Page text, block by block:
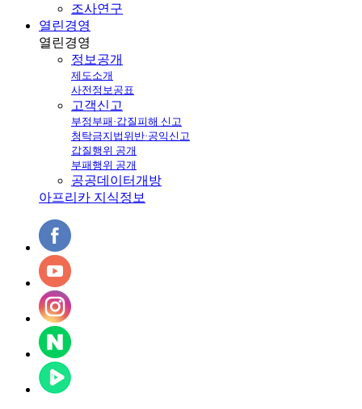
조사연구
열린경영
열린경영
정보공개
제도소개
사전정보공표
고객신고
부정부패·갑질피해 신고
청탁금지법위반·공익신고
갑질행위 공개
부패행위 공개
공공데이터개방
아프리카 지식정보